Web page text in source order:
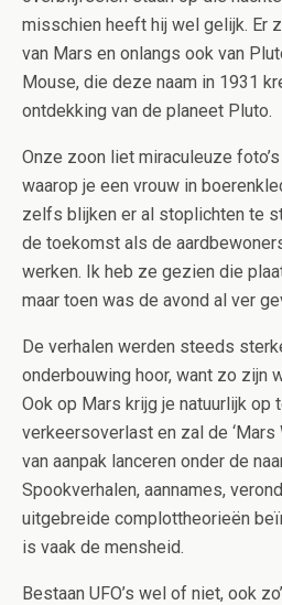
misschien heeft hij wel gelijk. Er
van Mars en onlangs ook van
Mouse, die deze naam in 1931
ontdekking van de planeet Pluto.
Onze zoon liet miraculeuze
waarop je een vrouw in
zelfs blijken er al stoplichten te
de toekomst als de
werken. Ik heb ze gezien die
maar toen was de avond al ver
De verhalen werden steeds
onderbouwing hoor, want zo zijn
Ook op Mars krijg je natuurlijk op
verkeersoverlast en zal de ‘Mars
van aanpak lanceren onder de
Spookverhalen, aannames,
uitgebreide complottheorieën
is vaak de mensheid.
Bestaan UFO’s wel of niet, ook